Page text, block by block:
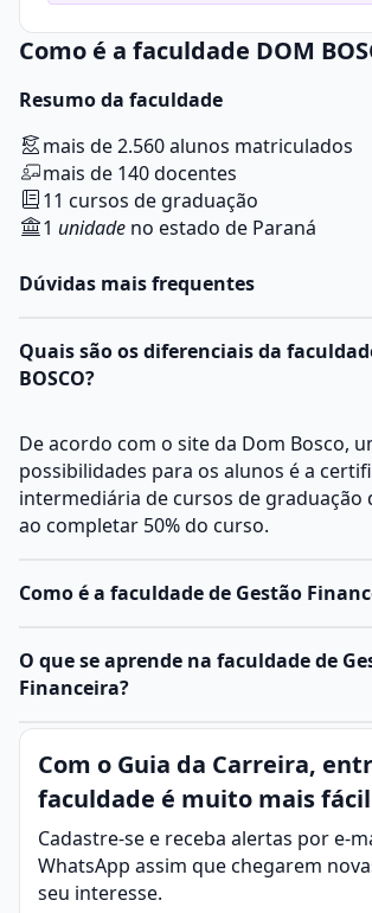
Como é a faculdade DOM
Resumo da faculdade
mais de 2.560 alunos matriculados
mais de 140 docentes
11 cursos de graduação
1 unidade no estado de Paraná
Dúvidas mais frequentes
Quais são os diferenciais da
BOSCO?
De acordo com o site da Dom Bosco,
possibilidades para os alunos é a
intermediária de cursos de graduação
ao completar 50% do curso.
Como é a faculdade de Gestão
O curso de Gestão Financeiraé voltado
profissionais a administrar recursos
técnicas de planejamento, controle e
econômica.
Ele pode ser oferecido em
tecnológico(2 a 3 anos) ebacharelado
dependendo da instituição.
O que se aprende na faculdade de
Financeira?
Gestão Financeira é o conjunto de
e processos utilizados por empresas,
mesmo pessoas para administrar seus
financeiros de maneira eficiente,
dinheiro seja usado de forma
obrigações sejam cumpridas e que
Com o Guia da Carreira,
faculdade é muito mais fácil
Cadastre-se e receba alertas por e-
WhatsApp assim que chegarem
seu interesse.